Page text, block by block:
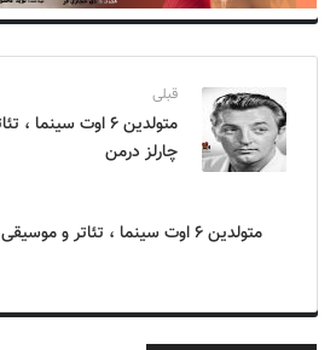
قبلی
متولدین ۶ اوت
چارلز درمن
متولدین ۶ اوت سینما ، تئاتر و